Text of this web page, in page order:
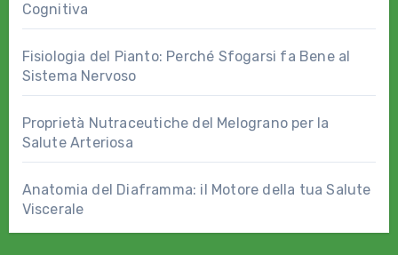
Cognitiva
Fisiologia del Pianto: Perché Sfogarsi fa Bene al
Sistema Nervoso
Proprietà Nutraceutiche del Melograno per la
Salute Arteriosa
Anatomia del Diaframma: il Motore della tua Salute
Viscerale